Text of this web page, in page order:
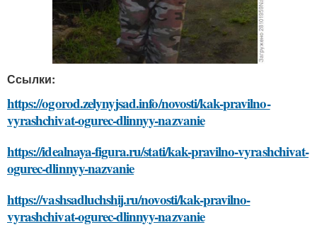
Ссылки:
https://ogorod.zelynyjsad.info/novosti/kak-pravilno-
vyrashchivat-ogurec-dlinnyy-nazvanie
https://idealnaya-figura.ru/stati/kak-pravilno-vyrashchivat-
ogurec-dlinnyy-nazvanie
https://vashsadluchshij.ru/novosti/kak-pravilno-
vyrashchivat-ogurec-dlinnyy-nazvanie